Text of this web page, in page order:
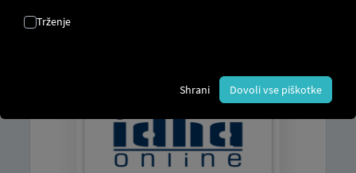
platforme RIO
Trženje
Shrani Dovoli vse piškotke